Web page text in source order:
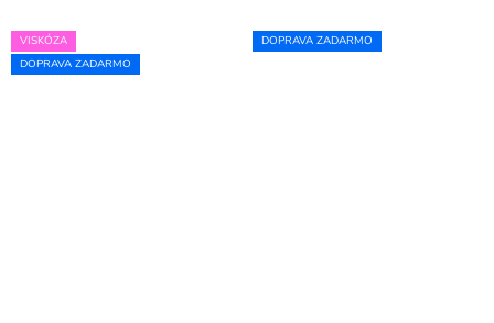
VISKÓZA
DOPRAVA ZADARMO
DOPRAVA ZADARMO